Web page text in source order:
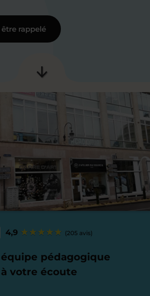
rappelé
4,9 (205 avis)
pédagogique
à votre écoute